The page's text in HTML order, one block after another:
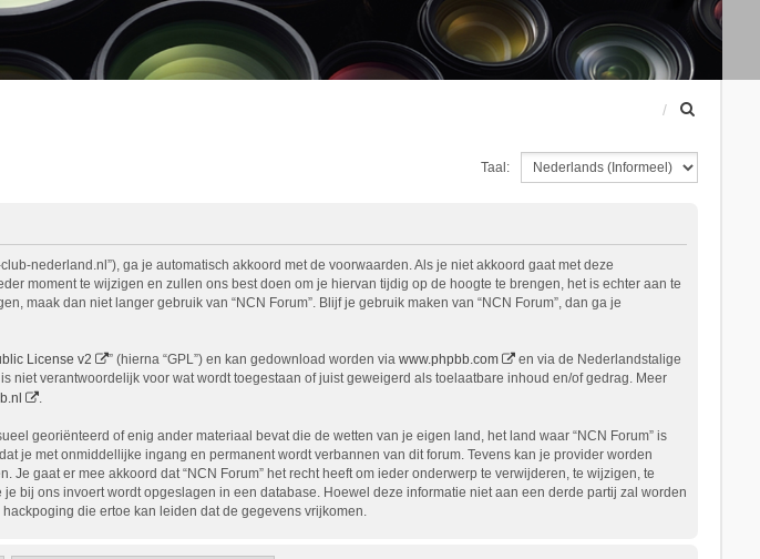
e
Taal:
club-nederland.nl”), ga je automatisch akkoord met de voorwaarden. Als je niet akkoord gaat met deze
moment te wijzigen en zullen ons best doen om je hiervan tijdig op de hoogte te brengen, het is echter aan te
maak dan niet langer gebruik van “NCN Forum”. Blijf je gebruik maken van “NCN Forum”, dan ga je
License v2 ” (hierna “GPL”) en kan gedownload worden via www.phpbb.com
en via de Nederlandstalige
verantwoordelijk voor wat wordt toegestaan of juist geweigerd als toelaatbare inhoud en/of gedrag. Meer
.
georiënteerd of enig ander materiaal bevat die de wetten van je eigen land, het land waar “NCN Forum” is
je met onmiddellijke ingang en permanent wordt verbannen van dit forum. Tevens kan je provider worden
gaat er mee akkoord dat “NCN Forum” het recht heeft om ieder onderwerp te verwijderen, te wijzigen, te
bij ons invoert wordt opgeslagen in een database. Hoewel deze informatie niet aan een derde partij zal worden
die ertoe kan leiden dat de gegevens vrijkomen.